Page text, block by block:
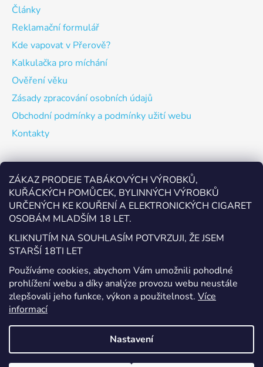
ZÁKAZ PRODEJE TABÁKOVÝCH VÝROBKŮ,
KUŘÁCKÝCH POMŮCEK, BYLINNÝCH VÝROBKŮ
URČENÝCH KE KOUŘENÍ A ELEKTRONICKÝCH CIGARET
OSOBÁM MLADŠÍM 18 LET.
KLIKNUTÍM NA SOUHLASÍM POTVRZUJI, ŽE JSEM
STARŠÍ 18TI LET
Používáme cookies, abychom Vám umožnili pohodlné
prohlížení webu a díky analýze provozu webu neustále
zlepšovali jeho funkce, výkon a použitelnost. Více
informací
Nastavení
Články
Reklamační formulář
Kde vapovat v Přerově?
Kalkulačka pro míchání
Ověření věku
Zásady zpracování osobních údajů
Obchodní podmínky a podmínky užití webu
Kontakty
Odebírat newsletter
Vložte svůj e-mail a my vám budeme zasílat informace o
nových produktech na našem e-shopu.
E-mail
Vložením e-mailu souhlasíte s
podmínkami ochrany
osobních údajů
PŘIHLÁSIT SE